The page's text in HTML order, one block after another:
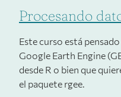
Procesando
Este curso está
Google Earth Engine
desde R o bien que
el paquete rgee.